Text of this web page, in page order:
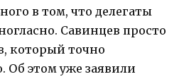
в том, что делегаты
Савинцев просто
который точно
Об этом уже заявили